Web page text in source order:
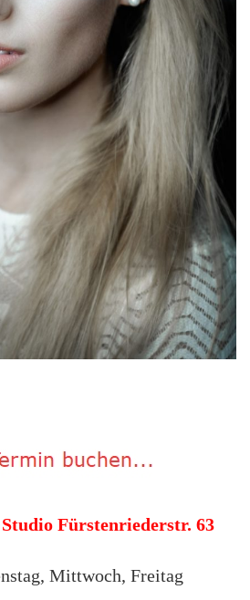
Fürstenriederstr. 63
Mittwoch, Freitag